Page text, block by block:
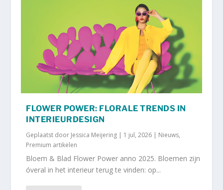
FLOWER POWER: FLORALE TRENDS IN
INTERIEURDESIGN
Geplaatst door Jessica Meijering | 1 jul, 2026 | Nieuws,
Premium artikelen
Bloem & Blad Flower Power anno 2025. Bloemen zijn
óveral in het interieur terug te vinden: op...